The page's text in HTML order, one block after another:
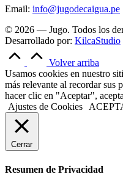
Email: info@jugodecaigua.pe
© 2026 — Jugo. Todos los
Desarrollado por: KilcaStudio
Volver arriba
Usamos cookies en nuestro
más relevante al recordar sus
hacer clic en "Aceptar",
Ajustes de Cookies
Cerrar
Resumen de Privacidad